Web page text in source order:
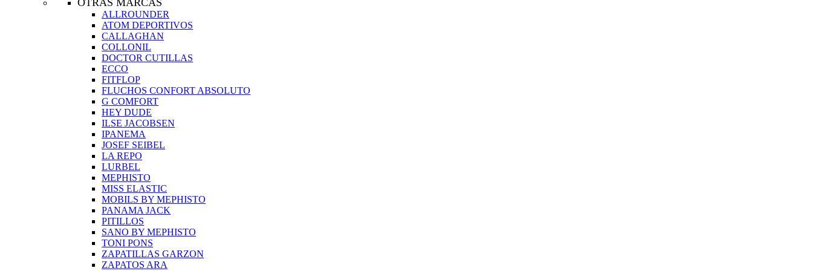
OTRAS MARCAS
ALLROUNDER
ATOM DEPORTIVOS
CALLAGHAN
COLLONIL
DOCTOR CUTILLAS
ECCO
FITFLOP
FLUCHOS CONFORT ABSOLUTO
G COMFORT
HEY DUDE
ILSE JACOBSEN
IPANEMA
JOSEF SEIBEL
LA REPO
LURBEL
MEPHISTO
MISS ELASTIC
MOBILS BY MEPHISTO
PANAMA JACK
PITILLOS
SANO BY MEPHISTO
TONI PONS
ZAPATILLAS GARZON
ZAPATOS ARA